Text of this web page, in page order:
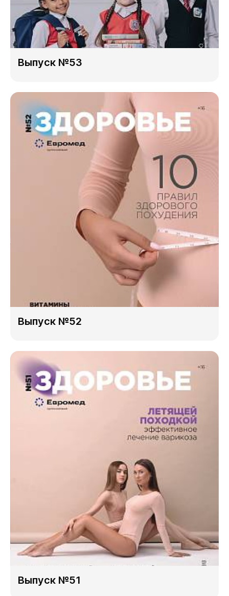
Выпуск №53
Выпуск №52
Выпуск №51